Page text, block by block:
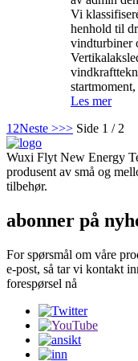
Vi
henhold til
vindturbiner
Les mer
1 2Neste >>> Side 1 / 2
Wuxi Flyt New Energy
produsent av små og
tilbehør.
abonner på
For spørsmål om våre
e-post, så tar vi kontakt
forespørsel nå